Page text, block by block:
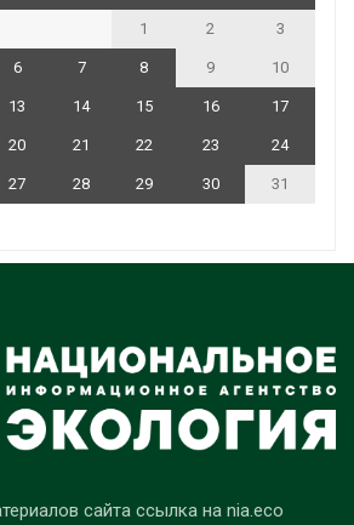
1 2 3
6 7 8 9 10
13 14 15 16 17
20 21 22 23 24
27 28 29 30
31
сайта ссылка на nia.eco